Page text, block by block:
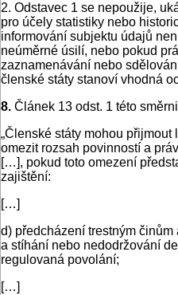
2. Odstavec 1 se nepoužije,
pro účely statistiky nebo
informování subjektu údajů
neúměrné úsilí, nebo pokud
zaznamenávání nebo
členské státy stanoví vhodná
8. Článek 13 odst. 1 této
„Členské státy mohou
omezit rozsah povinností a
[…], pokud toto omezení
zajištění:
[…]
d) předcházení trestným
a stíhání nebo nedodržování
regulovaná povolání;
[…]